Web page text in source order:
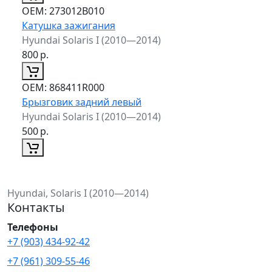
ОЕМ: 273012B010
Катушка зажигания
Hyundai Solaris I (2010—2014)
800р.
ОЕМ: 868411R000
Брызговик задний левый
Hyundai Solaris I (2010—2014)
500р.
Hyundai, Solaris I (2010—2014)
Контакты
Телефоны
+7 (903) 434-92-42
+7 (961) 309-55-46